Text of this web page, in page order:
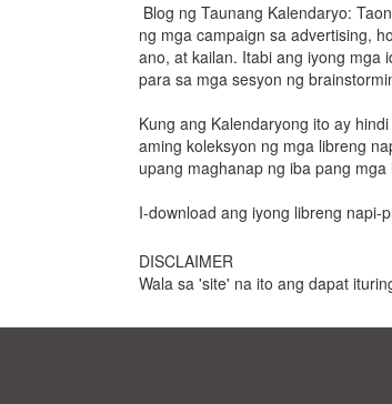
Blog ng Taunang Kalendaryo:
ng mga campaign sa advertising,
ano, at kailan. Itabi ang iyong mga
para sa mga sesyon ng
Kung ang Kalendaryong ito ay
aming koleksyon ng mga libreng
upang maghanap ng iba pang
I-download ang iyong libreng napi-
DISCLAIMER
Wala sa 'site' na ito ang dapat